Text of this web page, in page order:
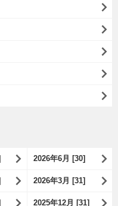
2026年6月 [30]
2026年3月 [31]
2025年12月 [31]